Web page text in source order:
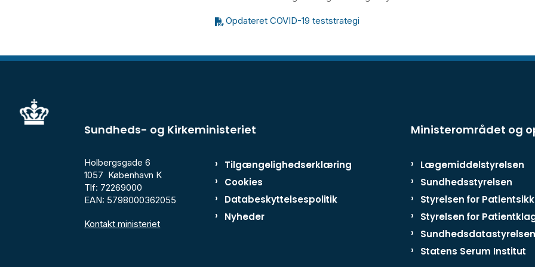
Opdateret COVID-19 teststrategi
Sundheds- og Kirkeministeriet Ministerområdet og
Holbergsgade 6
1057 København K
Tlf: 72269000
EAN: 5798000362055
Kontakt ministeriet
Tilgængelighedserklæring
Cookies
Databeskyttelsespolitik
Nyheder
Lægemiddelstyrelsen
Sundhedsstyrelsen
Styrelsen for
Styrelsen for
Sundhedsdatastyrelsen
Statens Serum Institut